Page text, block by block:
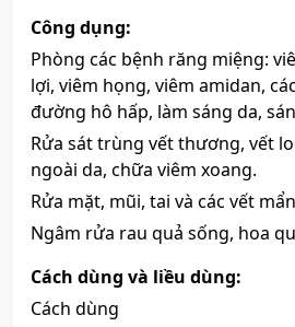
Công dụng:
Phòng các bệnh răng miệng:
lợi, viêm họng, viêm amidan,
đường hô hấp, làm sáng da,
Rửa sát trùng vết thương, vết
ngoài da, chữa viêm xoang.
Rửa mặt, mũi, tai và các vết
Ngâm rửa rau quả sống, hoa
Cách dùng và liều dùng:
Cách dùng